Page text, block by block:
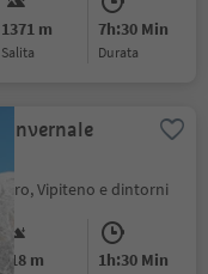
1371 m
Salita
7h:30 Min
durata
invernale
Vipiteno e dintorni
218 m 1h:30 Min